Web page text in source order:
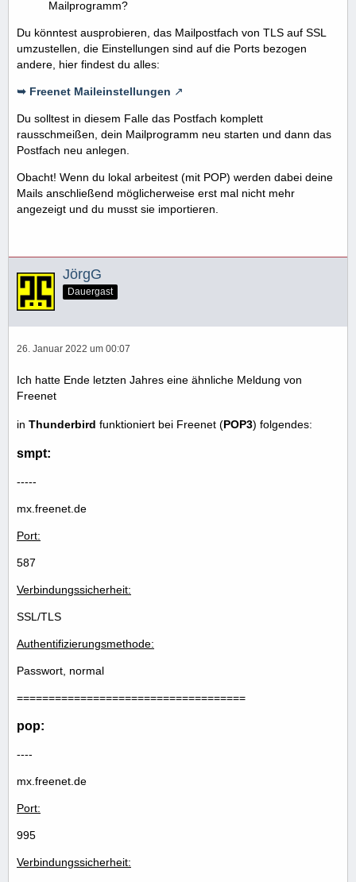
Mailprogramm?
Du könntest ausprobieren, das Mailpostfach von TLS auf SSL
umzustellen, die Einstellungen sind auf die Ports bezogen
andere, hier findest du alles:
➥ Freenet Maileinstellungen
Du solltest in diesem Falle das Postfach komplett
rausschmeißen, dein Mailprogramm neu starten und dann das
Postfach neu anlegen.
Obacht! Wenn du lokal arbeitest (mit POP) werden dabei deine
Mails anschließend möglicherweise erst mal nicht mehr
angezeigt und du musst sie importieren.
JörgG
Dauergast
26. Januar 2022 um 00:07
Ich hatte Ende letzten Jahres eine ähnliche Meldung von
Freenet
in Thunderbird funktioniert bei Freenet (POP3) folgendes:
smpt:
-----
mx.freenet.de
Port:
587
Verbindungssicherheit:
SSL/TLS
Authentifizierungsmethode:
Passwort, normal
====================================
pop:
----
mx.freenet.de
Port:
995
Verbindungssicherheit: